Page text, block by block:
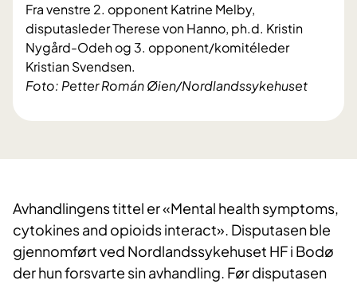
Foto: Petter Román Øien/Nordlandssykehuset
Fra venstre 2. opponent Katrine Melby,
disputasleder Therese von Hanno, ph.d. Kristin
Nygård-Odeh og 3. opponent/komitéleder
Kristian Svendsen.
Avhandlingens tittel er «Mental health symptoms,
cytokines and opioids interact». Disputasen ble
gjennomført ved Nordlandssykehuset HF i Bodø
der hun forsvarte sin avhandling. Før disputasen